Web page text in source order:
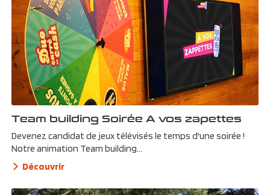
Team building Soirée A vos zapettes
Devenez candidat de jeux télévisés le temps d'une soirée !
Notre animation Team building...
Découvrir